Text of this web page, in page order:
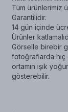
Tüm ürünlerimiz
Garantilidir.
14 gün içinde
Ürünler
Görselle birebir
fotoğraflarda hiç
ortamın ışık
gösterebilir.